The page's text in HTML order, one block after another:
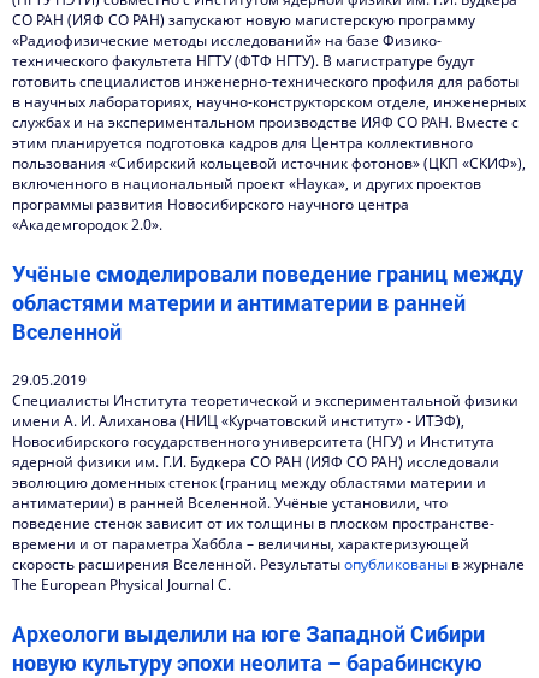
СО РАН (ИЯФ СО РАН) запускают новую магистерскую программу
«Радиофизические методы исследований» на базе Физико-
технического факультета НГТУ (ФТФ НГТУ). В магистратуре будут
готовить специалистов инженерно-технического профиля для работы
в научных лабораториях, научно-конструкторском отделе, инженерных
службах и на экспериментальном производстве ИЯФ СО РАН. Вместе с
этим планируется подготовка кадров для Центра коллективного
пользования «Сибирский кольцевой источник фотонов» (ЦКП «СКИФ»),
включенного в национальный проект «Наука», и других проектов
программы развития Новосибирского научного центра
«Академгородок 2.0».
Учёные смоделировали поведение границ между
областями материи и антиматерии в ранней
Вселенной
29.05.2019
Специалисты Института теоретической и экспериментальной физики
имени А. И. Алиханова (НИЦ «Курчатовский институт» - ИТЭФ),
Новосибирского государственного университета (НГУ) и Института
ядерной физики им. Г.И. Будкера СО РАН (ИЯФ СО РАН) исследовали
эволюцию доменных стенок (границ между областями материи и
антиматерии) в ранней Вселенной. Учёные установили, что
поведение стенок зависит от их толщины в плоском пространстве-
времени и от параметра Хаббла – величины, характеризующей
скорость расширения Вселенной. Результатыопубликованы в журнале
The European Physical Journal C.
Археологи выделили на юге Западной Сибири
новую культуру эпохи неолита – барабинскую